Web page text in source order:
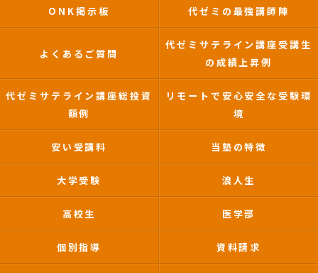
ONK掲示板 代ゼミの最強講師陣
よくあるご質問
代ゼミサテライン講座受講生
の成績上昇例
代ゼミサテライン講座総投資
額例
リモートで安心安全な受験環
境
安い受講料 当塾の特徴
大学受験 浪人生
高校生 医学部
個別指導 資料請求